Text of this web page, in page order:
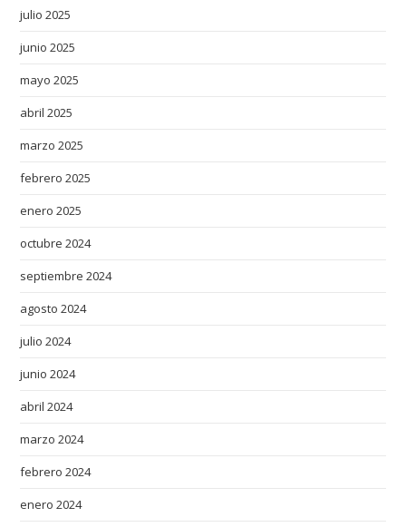
julio 2025
junio 2025
mayo 2025
abril 2025
marzo 2025
febrero 2025
enero 2025
octubre 2024
septiembre 2024
agosto 2024
julio 2024
junio 2024
abril 2024
marzo 2024
febrero 2024
enero 2024